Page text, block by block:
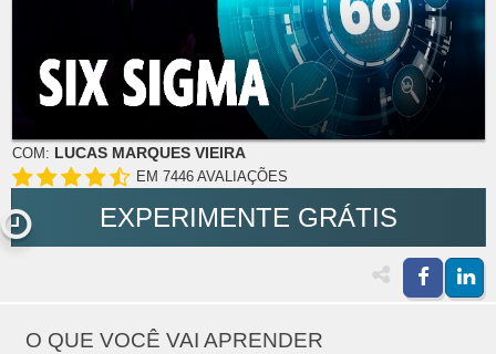
COM: LUCAS MARQUES VIEIRA
EM 7446 AVALIAÇÕES
EXPERIMENTE GRÁTIS
O QUE VOCÊ VAI APRENDER